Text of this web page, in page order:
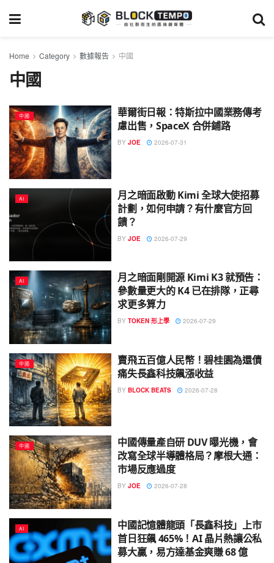
Home Category 數據報告 中國
中國
中國
華爾街日報：特斯拉中國業務傳考
慮出售，SpaceX 合併鋪路
BY JOE 2026-07-31
AI
月之暗面啟動 Kimi 全球大使招募
計劃，如何申請？有什麼官方回
饋？
BY JOE 2026-07-29
AI
月之暗面剛開源 Kimi K3 就預告：
參數量更大的 K4 已在排隊，正尋
求更多算力
BY TOKEN 形上學 2026-07-29
中國
賣飛五百億人民幣！碧桂園為還債
痛失長鑫科技飆漲收益
BY BLOCK BEATS 2026-07-28
中國
中國傳量產自研 DUV 曝光機，會
改寫全球半導體格局？摩根大通：
市場反應過度
BY JOE 2026-07-28
AI
中國記憶體龍頭「長鑫科技」上市
首日狂飆 465%！AI 晶片熱讓公私
募大贏，易方達基金爽賺 68 億